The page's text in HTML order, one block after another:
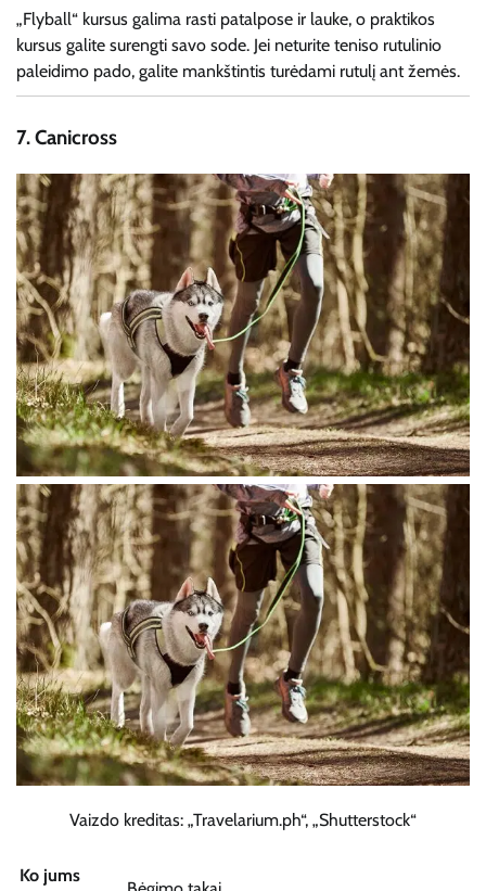
„Flyball“ kursus galima rasti patalpose ir lauke, o praktikos
kursus galite surengti savo sode. Jei neturite teniso rutulinio
paleidimo pado, galite mankštintis turėdami rutulį ant žemės.
7.Canicross
Vaizdo kreditas: „Travelarium.ph“, „Shutterstock“
Ko jums